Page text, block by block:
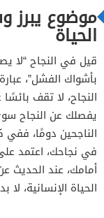
موضوع يبرز
الحياة
قيل في النجاح “لا
بأشواك الفشل”،
النجاح، لا تقف بائسًا
يفصلك عن النجاح
الناجحين دومًا،
في نجاحك، اعتمد
أمامك، عند الحديث
الحياة الإنسانية،